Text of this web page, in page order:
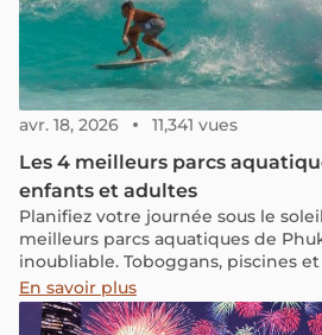
avr. 18, 2026 11,341 vues
Les 4 meilleurs parcs
enfants et adultes
Planifiez votre journée sous le
meilleurs parcs aquatiques de
inoubliable. Toboggans, piscines
attendent.
En savoir plus